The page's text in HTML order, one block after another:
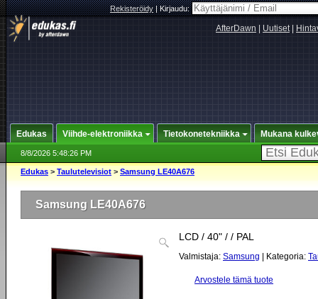
Rekisteröidy|Kirjaudu:
AfterDawn Uutiset|
Edukas Viihde-elektroniikka Tietokonetekniikka Mukana
8/8/2026 5:48:26 PM
Edukas > Taulutelevisiot > Samsung LE40A676
Samsung LE40A676
LCD / 40" / / PAL
Valmistaja: Samsung | Kategoria:
Arvostele tämä tuote